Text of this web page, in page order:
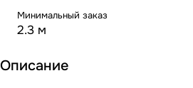
Минимальный заказ
2.3 м
Описание